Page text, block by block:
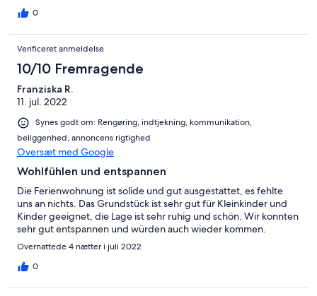
0
Verificeret anmeldelse
10/10 Fremragende
Franziska R.
11. jul. 2022
Synes godt om: Rengøring, indtjekning, kommunikation,
beliggenhed, annoncens rigtighed
Oversæt med Google
Wohlfühlen und entspannen
Die Ferienwohnung ist solide und gut ausgestattet, es fehlte
uns an nichts. Das Grundstück ist sehr gut für Kleinkinder und
Kinder geeignet, die Lage ist sehr ruhig und schön. Wir konnten
sehr gut entspannen und würden auch wieder kommen.
Overnattede 4 nætter i juli 2022
0